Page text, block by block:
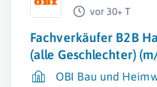
vor 30+ T
Fachverkäufer B2B
(alle Geschlechter)
OBI Bau und